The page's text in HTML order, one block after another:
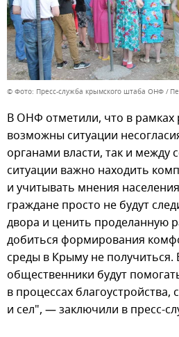
© Фото: Пресс-служба крымского штаба ОНФ
В ОНФ отметили, что в рамках
возможны ситуации
органами власти, так и между
ситуации важно находить
и учитывать мнения
граждане просто не будут
двора и ценить проделанную
добиться формирования
среды в Крыму не
общественники будут
в процессах благоустройства,
и сел", — заключили в пресс-